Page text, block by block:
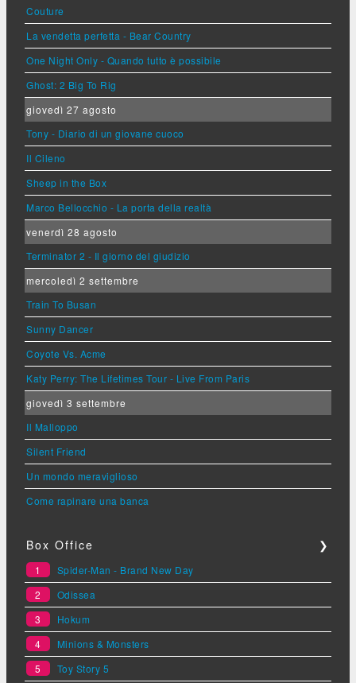
Couture
La vendetta perfetta - Bear Country
One Night Only - Quando tutto è possibile
Ghost: 2 Big To Rig
giovedì 27 agosto
Tony - Diario di un giovane cuoco
Il Cileno
Sheep in the Box
Marco Bellocchio - La porta della realtà
venerdì 28 agosto
Terminator 2 - Il giorno del giudizio
mercoledì 2 settembre
Train To Busan
Sunny Dancer
Coyote Vs. Acme
Katy Perry: The Lifetimes Tour - Live From Paris
giovedì 3 settembre
Il Malloppo
Silent Friend
Un mondo meraviglioso
Come rapinare una banca
Box Office ❯
1
Spider-Man - Brand New Day
2
Odissea
3
Hokum
4
Minions & Monsters
5
Toy Story 5